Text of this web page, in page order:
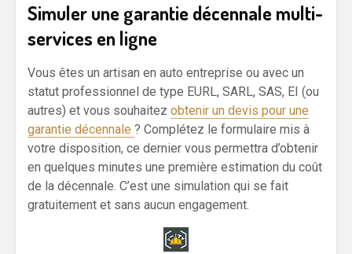
Simuler une garantie décennale multi-
services en ligne
Vous êtes un artisan en auto entreprise ou avec un
statut professionnel de type EURL, SARL, SAS, EI (ou
autres) et vous souhaitez obtenir un devis pour une
garantie décennale ? Complétez le formulaire mis à
votre disposition, ce dernier vous permettra d’obtenir
en quelques minutes une première estimation du coût
de la décennale. C’est une simulation qui se fait
gratuitement et sans aucun engagement.